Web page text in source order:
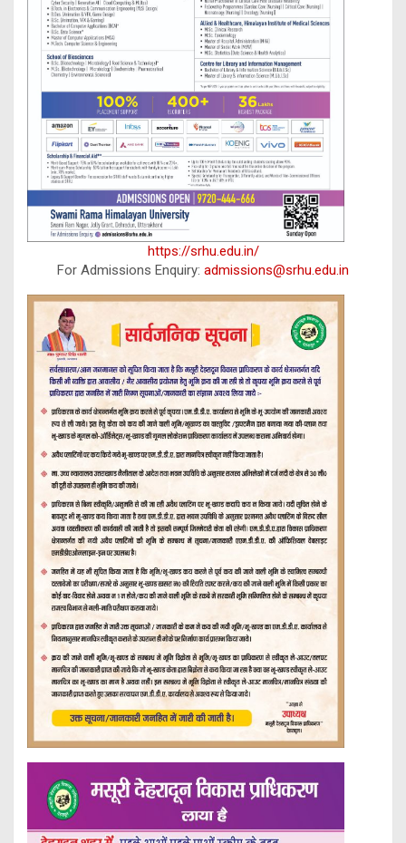
https://srhu.edu.in/
For Admissions Enquiry: admissions@srhu.edu.in